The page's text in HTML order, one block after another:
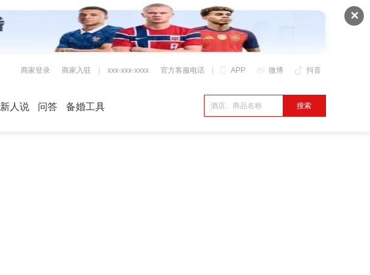
✕
APP 微博 抖音
商家登录 商家入驻 xxx-xxx-xxxx 官方客服电话
新人说 问答 备婚工具